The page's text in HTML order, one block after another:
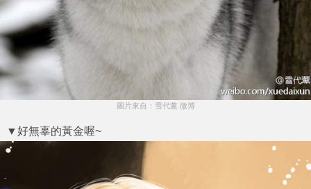
圖片來自：雪代薰 微博
▼好無辜的黃金喔~